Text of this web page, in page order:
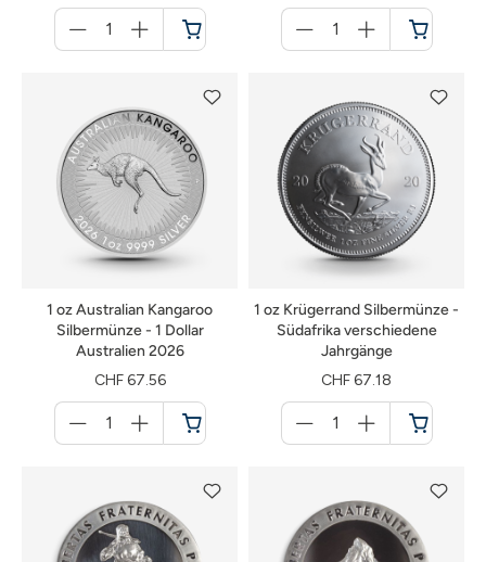
für
Warenkorb
für
Warenkorb
1 oz Australian Kangaroo
Silbermünze - 1 Dollar
Australien 2026
CHF 67.56
für
Warenkorb
1 oz Krügerrand Silbermünze -
Südafrika verschiedene
Jahrgänge
CHF 67.18
für
Warenkorb